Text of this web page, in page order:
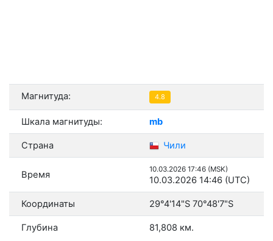
Магнитуда: 4.8
Шкала магнитуды: mb
Страна Чили
Время 10.03.2026 17:46 (MSK)
10.03.2026 14:46 (UTC)
Координаты 29°4'14"S 70°48'7"S
Глубина 81,808 км.